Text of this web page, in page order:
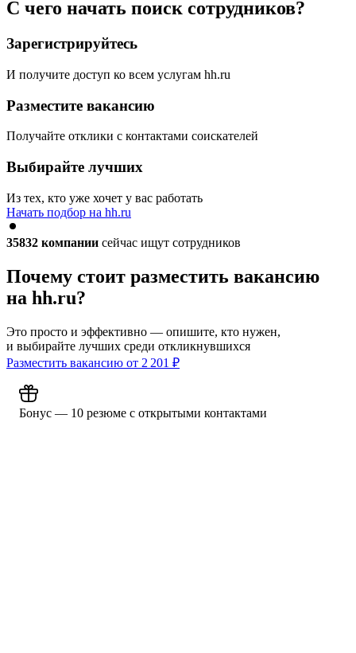
С чего начать поиск сотрудников?
Зарегистрируйтесь
И получите доступ ко всем услугам hh.ru
Разместите вакансию
Получайте отклики с контактами соискателей
Выбирайте лучших
Из тех, кто уже хочет у вас работать
Начать подбор на hh.ru
35832 компании сейчас ищут сотрудников
Почему стоит разместить вакансию
на hh.ru?
Это просто и эффективно — опишите, кто нужен,
и выбирайте лучших среди откликнувшихся
Разместить вакансию от 2 201 ₽
Бонус — 10 резюме с открытыми контактами